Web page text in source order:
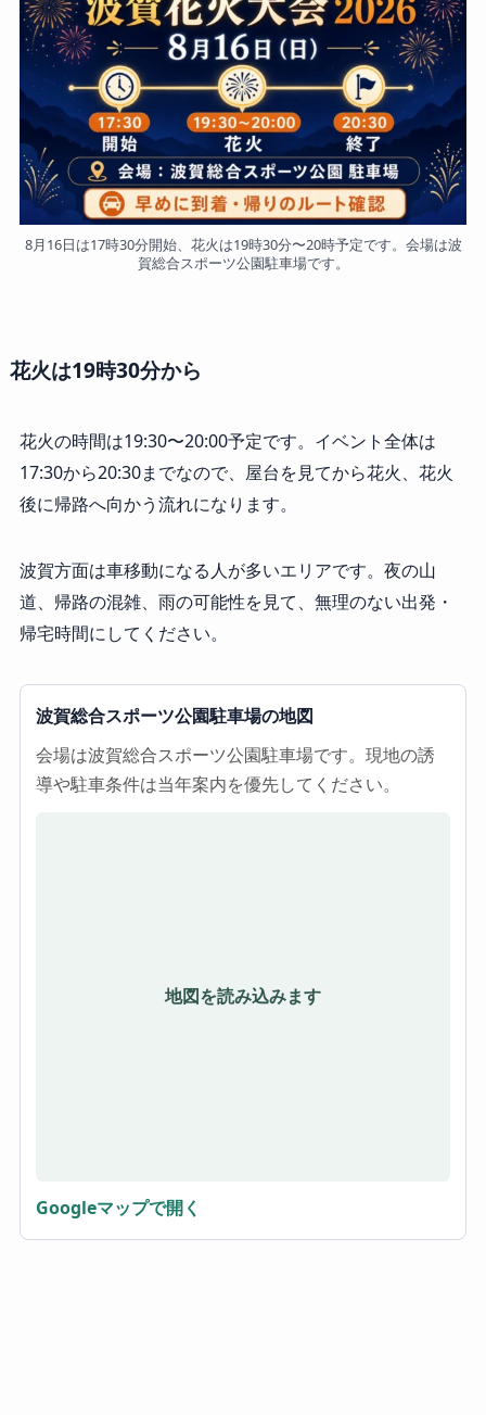
8月16日は17時30分開始、花火は19時30分〜20時予定です。会場は波
賀総合スポーツ公園駐車場です。
花火は19時30分から
花火の時間は19:30〜20:00予定です。イベント全体は
17:30から20:30までなので、屋台を見てから花火、花火
後に帰路へ向かう流れになります。
波賀方面は車移動になる人が多いエリアです。夜の山
道、帰路の混雑、雨の可能性を見て、無理のない出発・
帰宅時間にしてください。
波賀総合スポーツ公園駐車場の地図
会場は波賀総合スポーツ公園駐車場です。現地の誘
導や駐車条件は当年案内を優先してください。
地図を読み込みます
Googleマップで開く